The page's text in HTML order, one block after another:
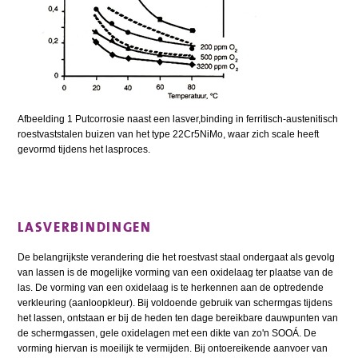
Afbeelding 1 Putcorrosie naast een lasver,binding in ferritisch-austenitisch
roestvaststalen buizen van het type 22Cr5NiMo, waar zich scale heeft
gevormd tijdens het lasproces.
LASVERBINDINGEN
De belangrijkste verandering die het roestvast staal ondergaat als gevolg
van lassen is de mogelijke vorming van een oxidelaag ter plaatse van de
las. De vorming van een oxidelaag is te herkennen aan de optredende
verkleuring (aanloopkleur). Bij voldoende gebruik van schermgas tijdens
het lassen, ontstaan er bij de heden ten dage bereikbare dauwpunten van
de schermgassen, gele oxidelagen met een dikte van zo'n SOOÁ. De
vorming hiervan is moeilijk te vermijden. Bij ontoereikende aanvoer van